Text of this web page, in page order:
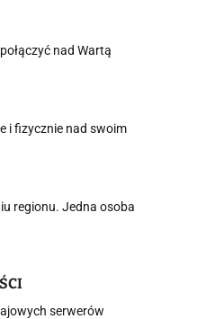
nad Wartą
i fizycznie nad swoim
regionu. Jedna osoba
serwerów